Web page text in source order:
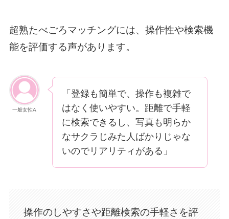
超熟たべごろマッチングには、操作性や検索機
能を評価する声があります。
一般女性A
「登録も簡単で、操作も複雑で
はなく使いやすい。距離で手軽
に検索できるし、写真も明らか
なサクラじみた人ばかりじゃな
いのでリアリティがある」
操作のしやすさや距離検索の手軽さを評